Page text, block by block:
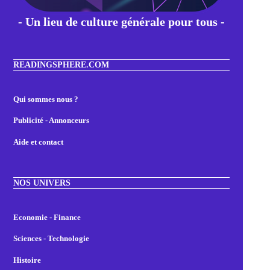
- Un lieu de culture générale pour tous -
READINGSPHERE.COM
Qui sommes nous ?
Publicité - Annonceurs
Aide et contact
NOS UNIVERS
Economie - Finance
Sciences - Technologie
Histoire